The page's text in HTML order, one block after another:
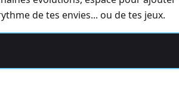
de tes envies... ou de tes jeux.